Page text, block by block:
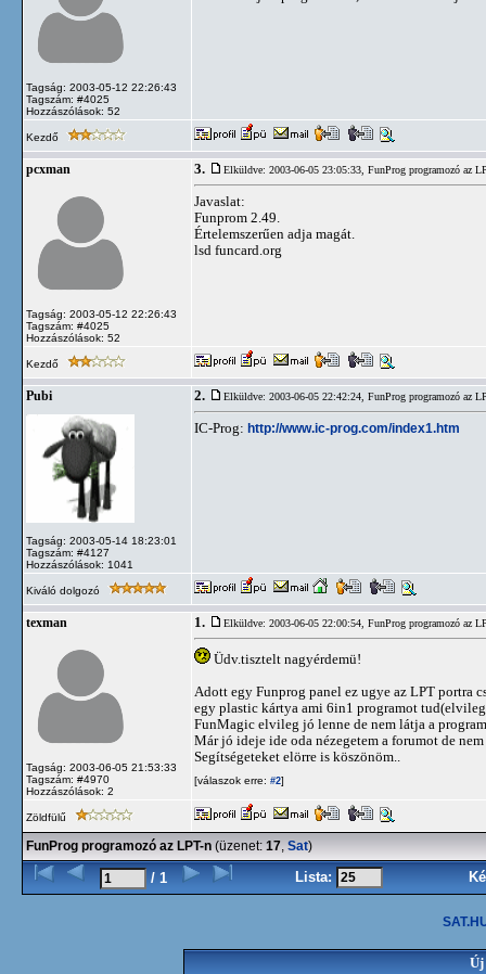
Tagság: 2003-05-12 22:26:43
Tagszám: #4025
Hozzászólások: 52
Kezdő
pcxman
Tagság: 2003-05-12 22:26:43
Tagszám: #4025
Hozzászólások: 52
3. Elküldve: 2003-06-05 23:05:33, FunProg programozó az
Javaslat:
Funprom 2.49.
Értelemszerűen adja magát.
lsd funcard.org
Kezdő
Pubi
Tagság: 2003-05-14 18:23:01
Tagszám: #4127
Hozzászólások: 1041
2. Elküldve: 2003-06-05 22:42:24, FunProg programozó az
IC-Prog: http://www.ic-prog.com/index1.htm
Kiváló dolgozó
texman
Tagság: 2003-06-05 21:53:33
Tagszám: #4970
Hozzászólások: 2
1. Elküldve: 2003-06-05 22:00:54, FunProg programozó az
Üdv.tisztelt nagyérdemü!
Adott egy Funprog panel ez ugye az LPT portra
egy plastic kártya ami 6in1 programot
FunMagic elvileg jó lenne de nem látja a
Már jó ideje ide oda nézegetem a forumot de
Segítségeteket elörre is köszönöm..
[válaszok erre: #2]
Zöldfülű
FunProg programozó az LPT-n (üzenet: 17, Sat)
/ 1 Lista:
Új